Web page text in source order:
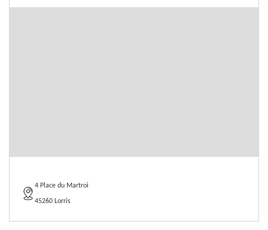
4 Place du Martroi
45260 Lorris